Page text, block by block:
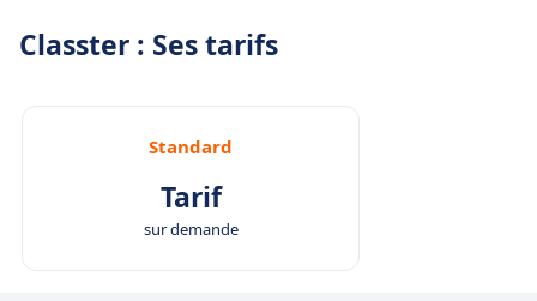
institution éducative.
Classter : Ses tarifs
Standard
Tarif
sur demande